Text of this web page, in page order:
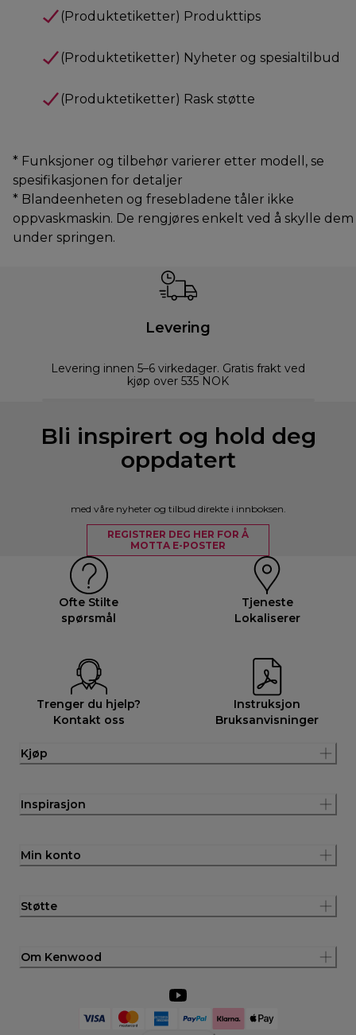
(Produktetiketter) Produkttips
(Produktetiketter) Nyheter og spesialtilbud
(Produktetiketter) Rask støtte
* Funksjoner og tilbehør varierer etter modell, se
spesifikasjonen for detaljer
* Blandeenheten og fresebladene tåler ikke
oppvaskmaskin. De rengjøres enkelt ved å skylle dem
under springen.
Levering
Levering innen 5–6 virkedager. Gratis frakt ved
kjøp over 535 NOK
Bli inspirert og hold deg
oppdatert
med våre nyheter og tilbud direkte i innboksen.
REGISTRER DEG HER FOR Å
MOTTA E-POSTER
Ofte Stilte
spørsmål
Tjeneste
Lokaliserer
Trenger du hjelp?
Kontakt oss
Instruksjon
Bruksanvisninger
Kjøp
Inspirasjon
Min konto
Støtte
Om Kenwood